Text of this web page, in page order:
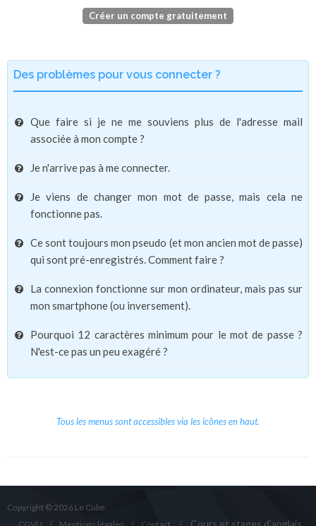
Créer un compte gratuitement
Des problèmes pour vous connecter ?
Que faire si je ne me souviens plus de l'adresse mail
associée à mon compte ?
Je n'arrive pas à me connecter.
Je viens de changer mon mot de passe, mais cela ne
fonctionne pas.
Ce sont toujours mon pseudo (et mon ancien mot de passe)
qui sont pré-enregistrés. Comment faire ?
La connexion fonctionne sur mon ordinateur, mais pas sur
mon smartphone (ou inversement).
Pourquoi 12 caractères minimum pour le mot de passe ?
N'est-ce pas un peu exagéré ?
Tous les menus sont accessibles via les icônes en haut.
Copyright © 2026 Le Cube.
Cours et stages d'anglais